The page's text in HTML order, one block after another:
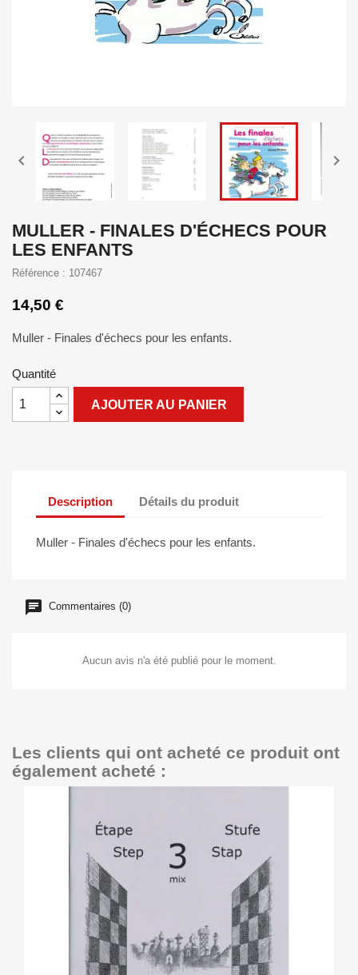
 
MULLER - FINALES D'ÉCHECS POUR
LES ENFANTS
Référence : 107467
14,50 €
Muller - Finales d'échecs pour les enfants.
Quantité
AJOUTER AU PANIER
Description Détails du produit
Muller - Finales d'échecs pour les enfants.
Commentaires (0)
Aucun avis n'a été publié pour le moment.
Les clients qui ont acheté ce produit ont
également acheté :